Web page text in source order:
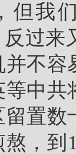
但我
反过
并不容
等中共
留置数
，到